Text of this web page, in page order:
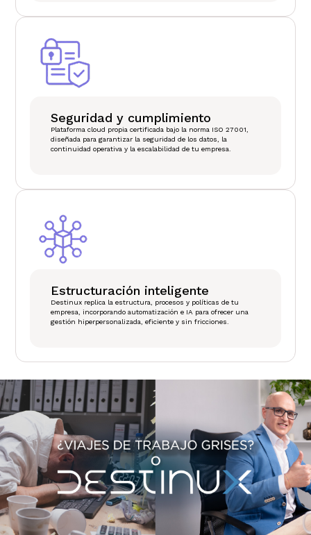
Seguridad y cumplimiento
Plataforma cloud propia certificada bajo la norma ISO 27001,
diseñada para garantizar la seguridad de los datos, la
continuidad operativa y la escalabilidad de tu empresa.
Estructuración inteligente
Destinux replica la estructura, procesos y políticas de tu
empresa, incorporando automatización e IA para ofrecer una
gestión hiperpersonalizada, eficiente y sin fricciones.